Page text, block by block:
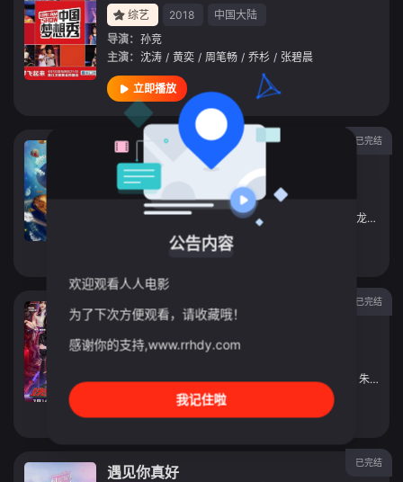
综艺 2018
中国大陆
导演： 孙竞
主演： 沈涛 / 黄奕 / 周笔畅 / 乔杉 / 张碧晨
立即播放
已完结
2020浙江卫视跨年演唱会
综艺
中国大陆
未知
华少 / 花泽香菜 王菊 / 刘宪华 成龙 /
立即播放
已完结
铁甲雄心第二季
综艺 2019
主演：朱正廷 / 艾玛·杜蒙特 / 黄健翔 / 杨迪 / 朱容君
已完结
遇见你真好
公告内容
欢迎观看人人电影
为了下次方便观看，请收藏哦！
感谢你的支持,www.rrhdy.com
我记住啦